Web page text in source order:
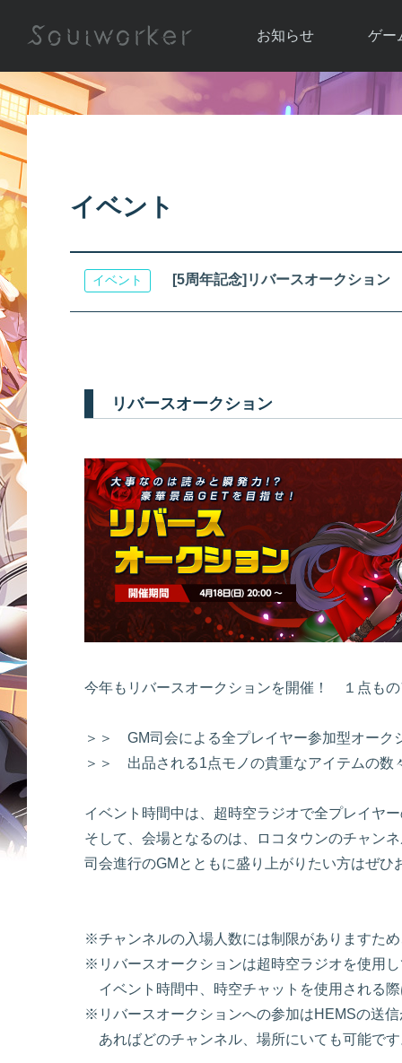
お知らせ
お知らせ一覧
ゲー
ソウ
アップ
イベント
イベント [5周年記念]リバースオークション
リバースオークション
今年もリバースオークションを開催！ １点も
＞＞ GM司会による全プレイヤー参加型オー
＞＞ 出品される1点モノの貴重なアイテムの
イベント時間中は、超時空ラジオで全プレイヤ
そして、会場となるのは、ロコタウンのチャン
司会進行のGMとともに盛り上がりたい方はぜひ
※チャンネルの入場人数には制限がありますた
※リバースオークションは超時空ラジオを使用
イベント時間中、時空チャットを使用される
※リバースオークションへの参加はHEMSの送
あればどのチャンネル、場所にいても可能で